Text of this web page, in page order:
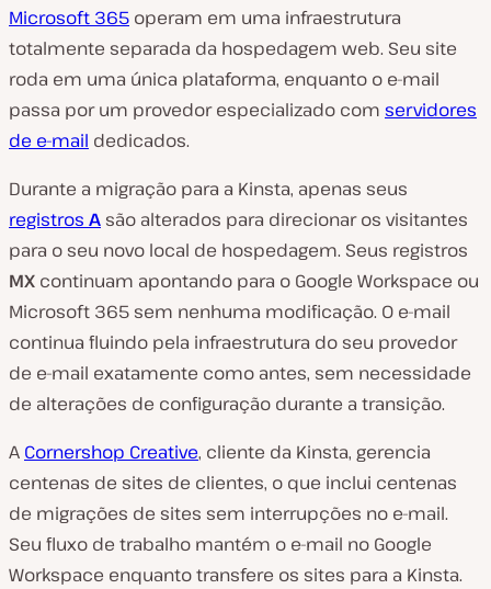
Microsoft 365 operam em uma infraestrutura
totalmente separada da hospedagem web. Seu site
roda em uma única plataforma, enquanto o e-mail
passa por um provedor especializado com servidores
de e-mail dedicados.
Durante a migração para a Kinsta, apenas seus
registros A são alterados para direcionar os visitantes
para o seu novo local de hospedagem. Seus registros
MX continuam apontando para o Google Workspace ou
Microsoft 365 sem nenhuma modificação. O e-mail
continua fluindo pela infraestrutura do seu provedor
de e-mail exatamente como antes, sem necessidade
de alterações de configuração durante a transição.
A Cornershop Creative, cliente da Kinsta, gerencia
centenas de sites de clientes, o que inclui centenas
de migrações de sites sem interrupções no e-mail.
Seu fluxo de trabalho mantém o e-mail no Google
Workspace enquanto transfere os sites para a Kinsta.